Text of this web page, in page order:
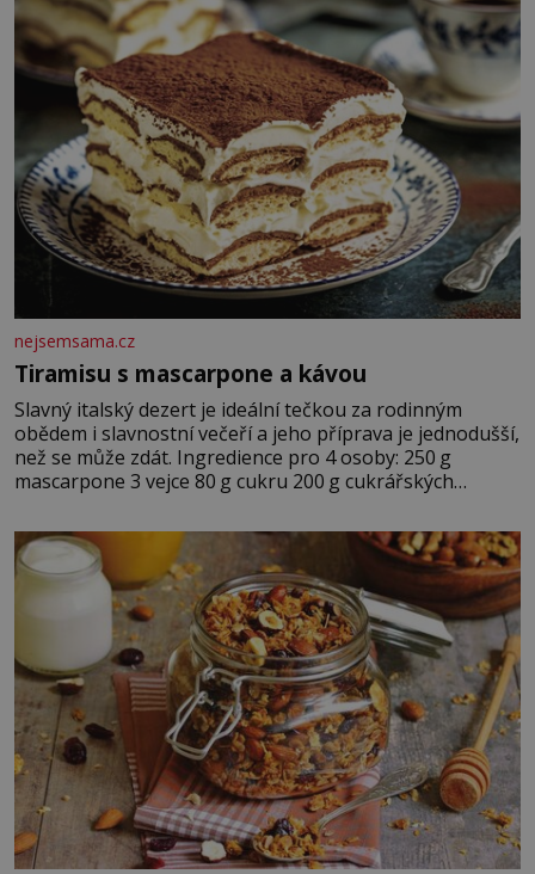
nejsemsama.cz
Tiramisu s mascarpone a kávou
Slavný italský dezert je ideální tečkou za rodinným
obědem i slavnostní večeří a jeho příprava je jednodušší,
než se může zdát. Ingredience pro 4 osoby: 250 g
mascarpone 3 vejce 80 g cukru 200 g cukrářských
posypání Postup: Oddělte žloutky od bílků. Žloutky
vyšlehejte s cukrem do světlé pěny a postupně do nich
vmíchejte mascarpone, aby vznikl hladký